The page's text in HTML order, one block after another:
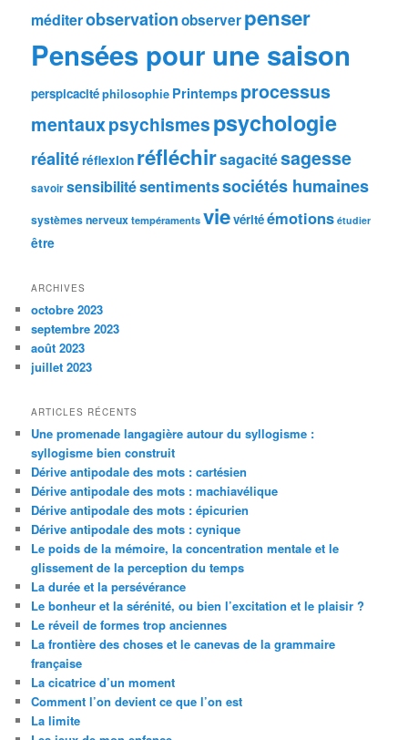
méditerobservationobserverpenser
Pensées pour une saison
perspicacitéphilosophie Printemps processus
mentauxpsychismespsychologie
réalitéréflexion réfléchirsagacitésagesse
savoirsensibilitésentimentssociétés humaines
systèmes nerveuxtempéramentsvievéritéémotions étudier
être
ARCHIVES
octobre 2023
septembre 2023
août 2023
juillet 2023
ARTICLES RÉCENTS
Une promenade langagière autour du syllogisme :
syllogisme bien construit
Dérive antipodale des mots : cartésien
Dérive antipodale des mots : machiavélique
Dérive antipodale des mots : épicurien
Dérive antipodale des mots : cynique
Le poids de la mémoire, la concentration mentale et le
glissement de la perception du temps
La durée et la persévérance
Le bonheur et la sérénité, ou bien l’excitation et le plaisir ?
Le réveil de formes trop anciennes
La frontière des choses et le canevas de la grammaire
française
La cicatrice d’un moment
Comment l’on devient ce que l’on est
La limite